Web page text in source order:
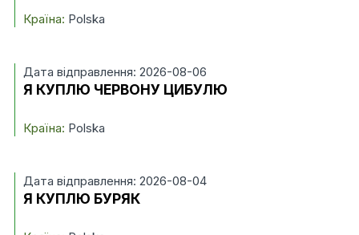
Країна: Polska
Дата відправлення: 2026-08-06
Я КУПЛЮ ЧЕРВОНУ ЦИБУЛЮ
Країна: Polska
Дата відправлення: 2026-08-04
Я КУПЛЮ БУРЯК